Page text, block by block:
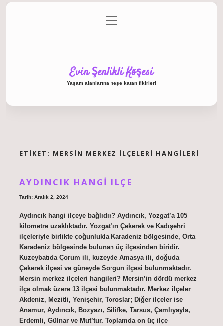
Gizlilik Politikası
menüyü
aç
Evin Şenlikli Köşesi
Yaşam alanlarına neşe katan fikirler!
ETIKET: MERSIN MERKEZ ILÇELERI HANGILERI
AYDINCIK HANGI ILÇE
Tarih: Aralık 2, 2024
Aydıncık hangi ilçeye bağlıdır? Aydıncık, Yozgat’a 105
kilometre uzaklıktadır. Yozgat’ın Çekerek ve Kadışehri
ilçeleriyle birlikte çoğunlukla Karadeniz bölgesinde, Orta
Karadeniz bölgesinde bulunan üç ilçesinden biridir.
Kuzeybatıda Çorum ili, kuzeyde Amasya ili, doğuda
Çekerek ilçesi ve güneyde Sorgun ilçesi bulunmaktadır.
Mersin merkez ilçeleri hangileri? Mersin’in dördü merkez
ilçe olmak üzere 13 ilçesi bulunmaktadır. Merkez ilçeler
Akdeniz, Mezitli, Yenişehir, Toroslar; Diğer ilçeler ise
Anamur, Aydıncık, Bozyazı, Silifke, Tarsus, Çamlıyayla,
Erdemli, Gülnar ve Mut’tur. Toplamda on üç ilçe